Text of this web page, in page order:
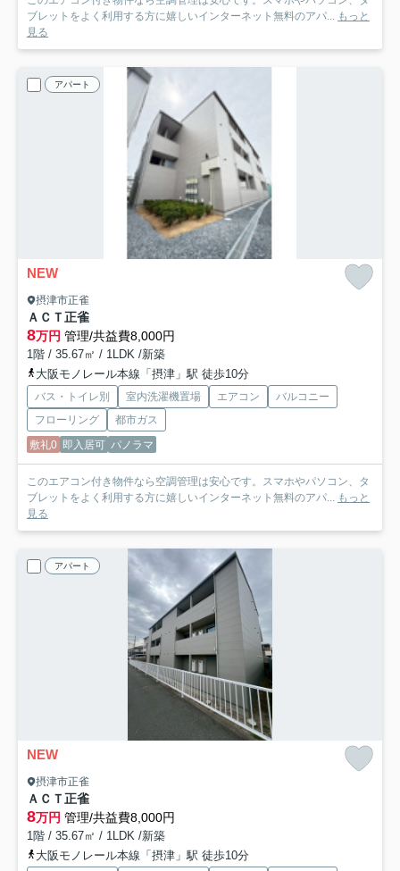
ブレットをよく利用する方に嬉しいインターネット無料のアパ... もっと
見る
アパート
NEW
摂津市正雀
ＡＣＴ正雀
8万円 管理/共益費8,000円
1階 / 35.67㎡ / 1LDK /新築
大阪モノレール本線「摂津」駅 徒歩10分
バス・トイレ別 室内洗濯機置場 エアコン
バルコニー
フローリング
都市ガス
敷礼0 即入居可 パノラマ
このエアコン付き物件なら空調管理は安心です。スマホやパソコン、タ
ブレットをよく利用する方に嬉しいインターネット無料のアパ... もっと
見る
アパート
NEW
摂津市正雀
ＡＣＴ正雀
8万円 管理/共益費8,000円
1階 / 35.67㎡ / 1LDK /新築
大阪モノレール本線「摂津」駅 徒歩10分